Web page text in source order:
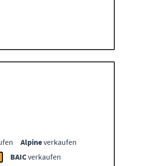
Alpineverkaufen
BAICverkaufen